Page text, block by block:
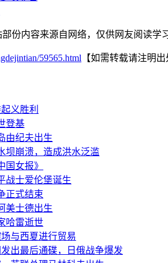
份内容来源自网络，仅供网友阅读学
59565.html 【如需转载请注明出
义胜利
登基
由纪夫出生
坝崩溃，造成洪水泛滥
国女报》
战士爱伦堡诞生
正式结束
美士德出生
哈雷逝世
与西夏进行贸易
出最后通碟，日俄战争爆发